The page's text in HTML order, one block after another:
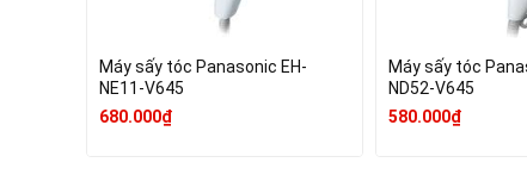
Máy sấy tóc Panasonic EH-
NE11-V645
680.000₫
Máy sấy tóc
ND52-V645
580.000₫